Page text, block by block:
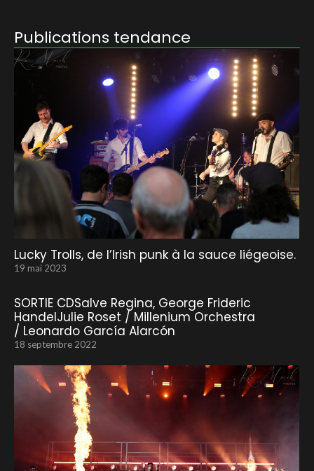
Publications tendance
Lucky Trolls, de l’Irish punk à la sauce liégeoise.
19 mai 2023
SORTIE CDSalve Regina, George Frideric
HandelJulie Roset / Millenium Orchestra
/ Leonardo García Alarcón
18 septembre 2022